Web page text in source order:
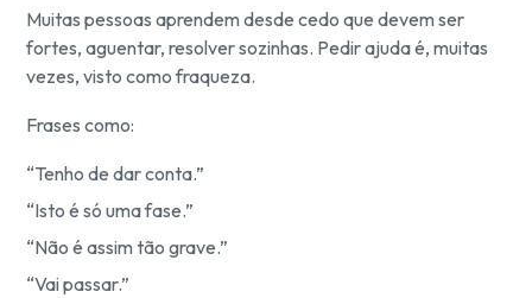
Muitas pessoas aprendem desde cedo que devem ser
fortes, aguentar, resolver sozinhas. Pedir ajuda é, muitas
vezes, visto como fraqueza.
Frases como:
“Tenho de dar conta.”
“Isto é só uma fase.”
“Não é assim tão grave.”
“Vai passar.”